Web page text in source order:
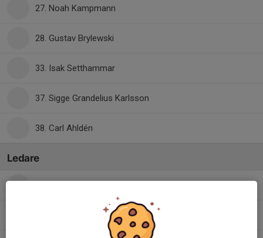
27. Noah Kampmann
28. Gustav Brylewski
33. Isak Setthammar
37. Sigge Grandelius Karlsson
38. Carl Ahldén
Ledare
Huvudtränare